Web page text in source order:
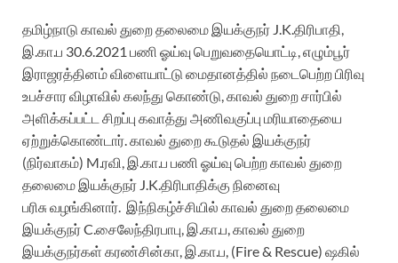
தமிழ்நாடு காவல் துறை தலைமை இயக்குநர் J.K.திரிபாதி,
இ.கா.ப 30.6.2021 பணி ஓய்வு பெறுவதையொட்டி, எழும்பூர்
இராஜரத்தினம் விளையாட்டு மைதானத்தில் நடைபெற்ற பிரிவு
உபச்சார விழாவில் கலந்து கொண்டு, காவல் துறை சார்பில்
அளிக்கப்பட்ட சிறப்பு கவாத்து அணிவகுப்பு மரியாதையை
ஏற்றுக்கொண்டார். காவல் துறை கூடுதல் இயக்குநர்
(நிர்வாகம்) M.ரவி, இ.கா.ப பணி ஓய்வு பெற்ற காவல் துறை
தலைமை இயக்குநர் J.K.திரிபாதிக்கு நினைவு
பரிசுவழங்கினார். இந்நிகழ்ச்சியில் காவல் துறை தலைமை
இயக்குநர்C. சைலேந்திரபாபு, இ.கா.ப, காவல் துறை
இயக்குநர்கள் கரண்சின்கா, இ.கா.ப, (Fire & Rescue) ஷகில்